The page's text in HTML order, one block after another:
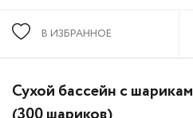
В ИЗБРАННОЕ
Сухой бассейн с